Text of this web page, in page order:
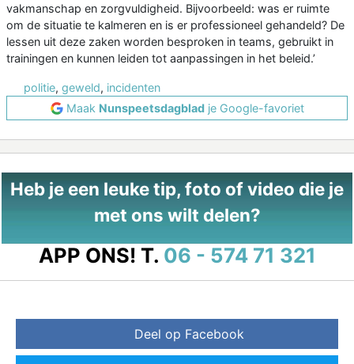
vakmanschap en zorgvuldigheid. Bijvoorbeeld: was er ruimte
om de situatie te kalmeren en is er professioneel gehandeld? De
lessen uit deze zaken worden besproken in teams, gebruikt in
trainingen en kunnen leiden tot aanpassingen in het beleid.’
politie, geweld, incidenten
Maak Nunspeetsdagbladje Google-favoriet
Heb je een leuke tip, foto of video die je
met ons wilt delen?
APP ONS! T. 06 - 574 71 321
Deel op Facebook